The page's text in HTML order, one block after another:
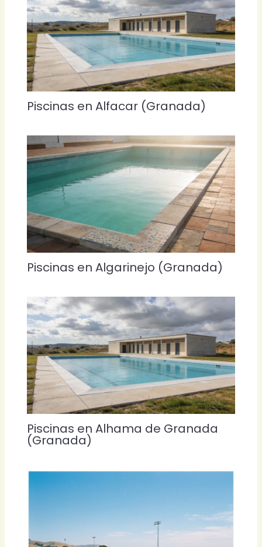
Piscinas en Alfacar (Granada)
Piscinas en Algarinejo (Granada)
Piscinas en Alhama de Granada
(Granada)